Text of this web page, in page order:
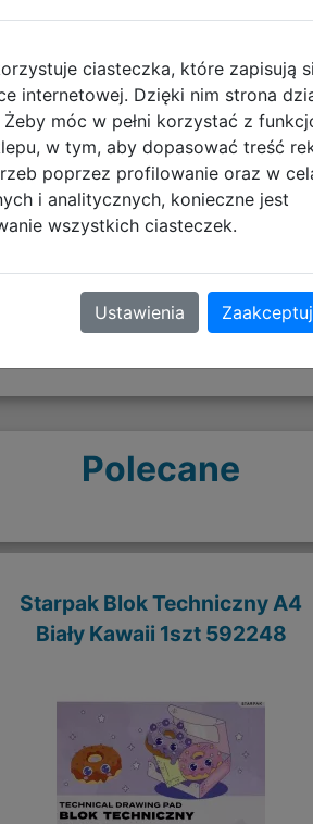
Opinie o produkcie
Polecane
Starpak Blok Techniczny A4
Biały Kawaii 1szt 592248
ciasteczka, które zapisują
internetowej. Dzięki nim strona
móc w pełni korzystać z
w tym, aby dopasować treść
poprzez profilowanie oraz w
i analitycznych, konieczne jest
wszystkich ciasteczek.
Ustawienia